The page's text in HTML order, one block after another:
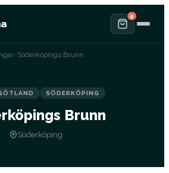
0
Söderköpings Brunn
SÖDERKÖPING
Brunn
Söderköping